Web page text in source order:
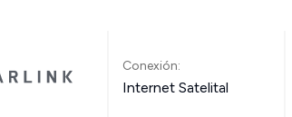
Conexión:
Internet Satelital